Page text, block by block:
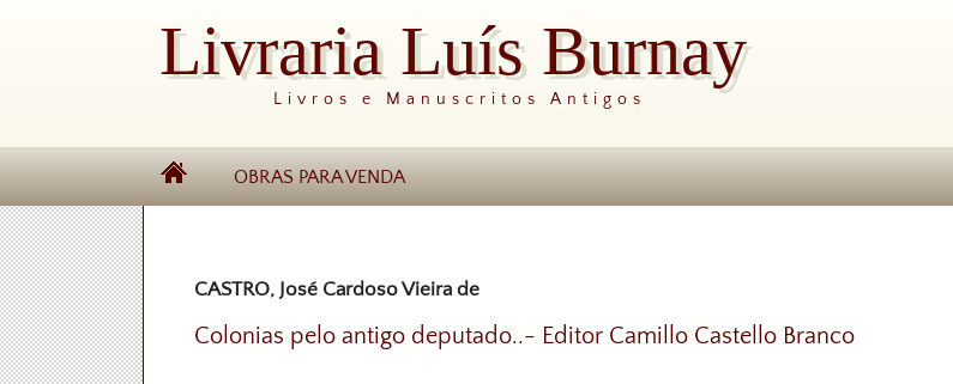
Livraria Luís Burnay
Livros e Manuscritos Antigos
OBRAS PARA VENDA
CASTRO, José Cardoso Vieira de
Colonias pelo antigo deputado..- Editor Camillo Castello Branco